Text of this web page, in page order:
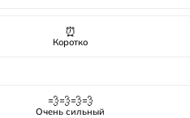
⏰
Коротко
💨💨💨💨
Очень сильный